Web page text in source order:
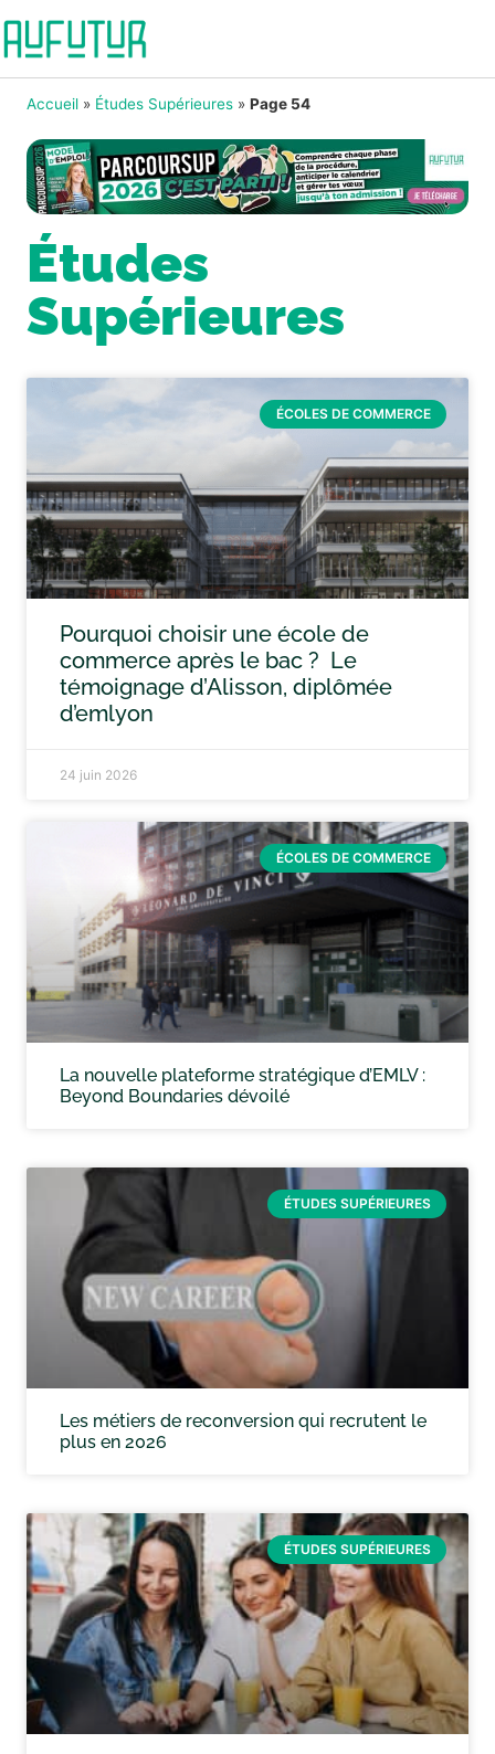
Accueil » Études Supérieures » Page 54
Études
Supérieures
ÉCOLES DE COMMERCE
Pourquoi choisir une école de
commerce après le bac ? Le
témoignage d’Alisson, diplômée
d’emlyon
24 juin 2026
ÉCOLES DE COMMERCE
La nouvelle plateforme stratégique d’EMLV :
Beyond Boundaries dévoilé
ÉTUDES SUPÉRIEURES
Les métiers de reconversion qui recrutent le
plus en 2026
ÉTUDES SUPÉRIEURES